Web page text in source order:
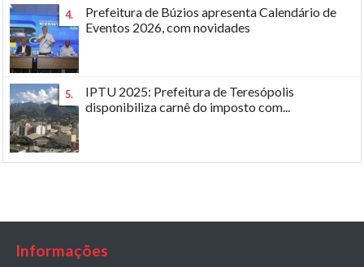
4.
Prefeitura de Búzios apresenta Calendário de
Eventos 2026, com novidades
5.
IPTU 2025: Prefeitura de Teresópolis
disponibiliza carnê do imposto com...
Informações